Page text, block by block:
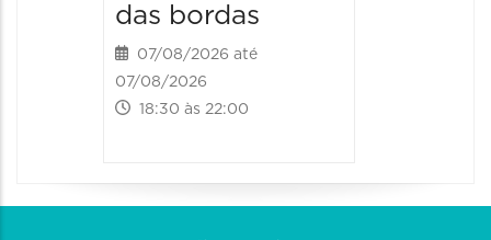
das bordas
07/08/2026 até
07/08/2026
18:30 às 22:00